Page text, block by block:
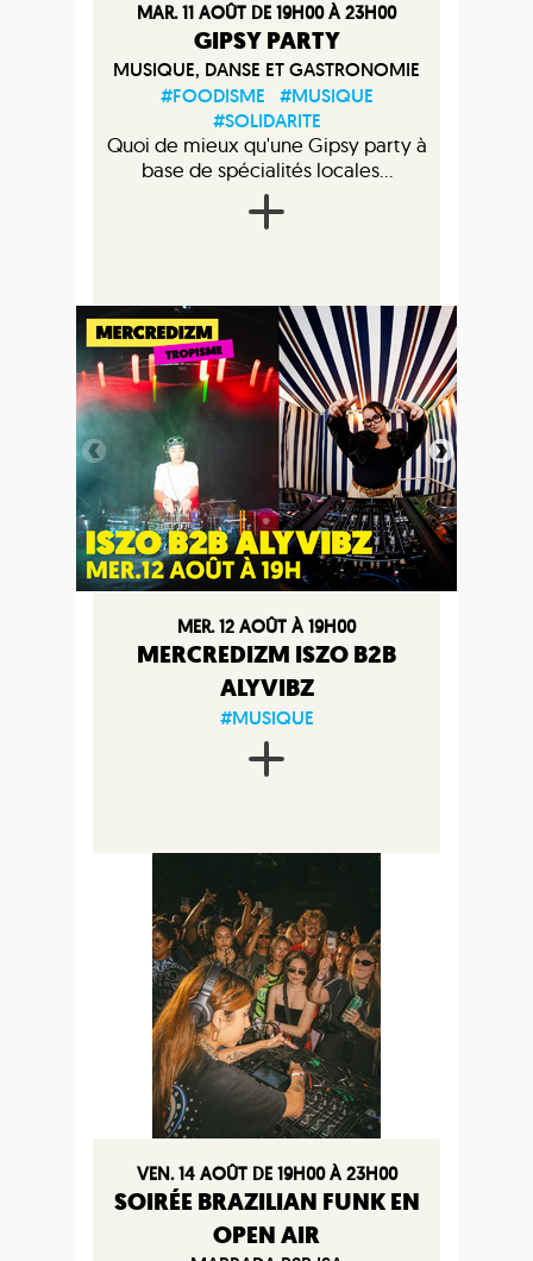
MAR. 11 AOÛT DE 19H00 À 23H00
GIPSY PARTY
MUSIQUE, DANSE ET GASTRONOMIE
#FOODISME
#MUSIQUE
#SOLIDARITE
Quoi de mieux qu'une Gipsy party à
base de spécialités locales...
MER. 12 AOÛT À 19H00
MERCREDIZM ISZO B2B
ALYVIBZ
#MUSIQUE
VEN. 14 AOÛT DE 19H00 À 23H00
SOIRÉE BRAZILIAN FUNK EN
OPEN AIR